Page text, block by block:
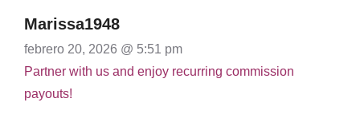
Marissa1948
febrero 20, 2026 @ 5:51 pm
Partner with us and enjoy recurring commission
payouts!